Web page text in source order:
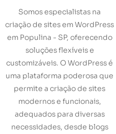
Somos especialistas na
criação de sites em WordPress
em Populina - SP, oferecendo
soluções flexíveis e
customizáveis. O WordPress é
uma plataforma poderosa que
permite a criação de sites
modernos e funcionais,
adequados para diversas
necessidades, desde blogs